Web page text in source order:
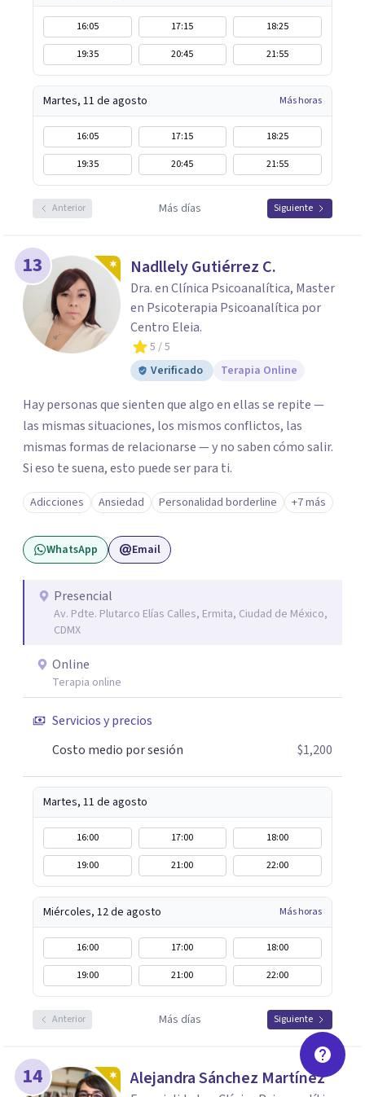
16:05 17:15
18:25
19:35
20:45 21:55
Martes, 11 de agosto Más horas
16:05 17:15
18:25
19:35
20:45 21:55
Anterior Más días Siguiente
13 Nadllely Gutiérrez C.
Dra. en Clínica Psicoanalítica, Master
en Psicoterapia Psicoanalítica por
Centro Eleia.
5 / 5
Verificado
Terapia Online
Hay personas que sienten que algo en ellas se repite —
las mismas situaciones, los mismos conflictos, las
mismas formas de relacionarse — y no saben cómo salir.
Si eso te suena, esto puede ser para ti.
Adicciones Ansiedad Personalidad borderline +7 más
WhatsApp Email
Presencial
Av. Pdte. Plutarco Elías Calles, Ermita, Ciudad de México,
CDMX
Online
Terapia online
Servicios y precios
Costo medio por sesión
$1,200
Martes, 11 de agosto
16:00 17:00
18:00
19:00
21:00 22:00
Miércoles, 12 de agosto Más horas
16:00 17:00
18:00
19:00
21:00 22:00
Anterior Más días Siguiente
14 Alejandra Sánchez Martínez